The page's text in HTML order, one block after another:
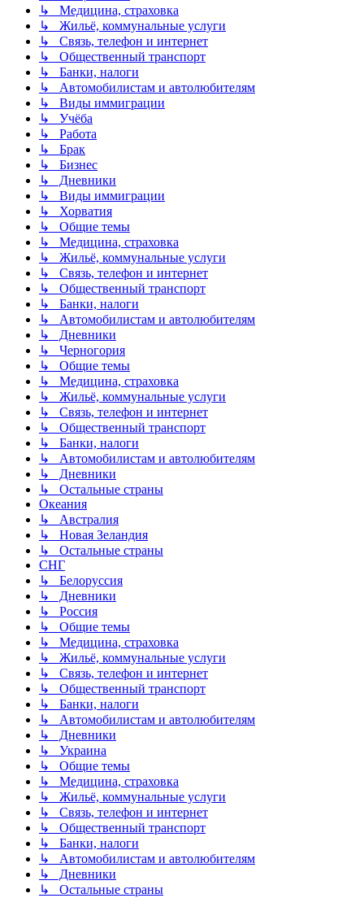
↳ Медицина, страховка
↳ Жильё, коммунальные услуги
↳ Связь, телефон и интернет
↳ Общественный транспорт
↳ Банки, налоги
↳ Автомобилистам и автолюбителям
↳ Виды иммиграции
↳ Учёба
↳ Работа
↳ Брак
↳ Бизнес
↳ Дневники
↳ Виды иммиграции
↳ Хорватия
↳ Общие темы
↳ Медицина, страховка
↳ Жильё, коммунальные услуги
↳ Связь, телефон и интернет
↳ Общественный транспорт
↳ Банки, налоги
↳ Автомобилистам и автолюбителям
↳ Дневники
↳ Черногория
↳ Общие темы
↳ Медицина, страховка
↳ Жильё, коммунальные услуги
↳ Связь, телефон и интернет
↳ Общественный транспорт
↳ Банки, налоги
↳ Автомобилистам и автолюбителям
↳ Дневники
↳ Остальные страны
Океания
↳ Австралия
↳ Новая Зеландия
↳ Остальные страны
СНГ
↳ Белоруссия
↳ Дневники
↳ Россия
↳ Общие темы
↳ Медицина, страховка
↳ Жильё, коммунальные услуги
↳ Связь, телефон и интернет
↳ Общественный транспорт
↳ Банки, налоги
↳ Автомобилистам и автолюбителям
↳ Дневники
↳ Украина
↳ Общие темы
↳ Медицина, страховка
↳ Жильё, коммунальные услуги
↳ Связь, телефон и интернет
↳ Общественный транспорт
↳ Банки, налоги
↳ Автомобилистам и автолюбителям
↳ Дневники
↳ Остальные страны